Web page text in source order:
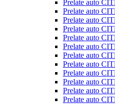
Prelate auto
Prelate auto
Prelate auto
Prelate auto
Prelate auto
Prelate auto
Prelate auto
Prelate auto
Prelate auto
Prelate auto
Prelate auto
Prelate auto